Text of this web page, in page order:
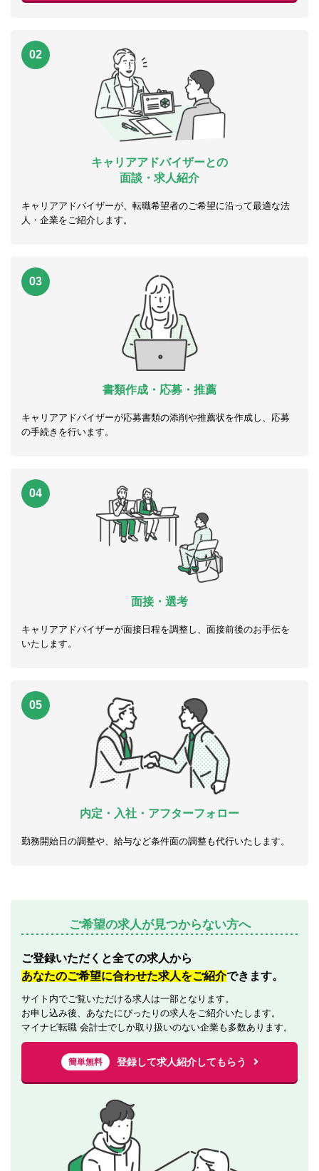
02
キャリアアドバイザーとの
面談・求人紹介
キャリアアドバイザーが、転職希望者のご希望に沿って最適な法
人・企業をご紹介します。
03
書類作成・応募・推薦
キャリアアドバイザーが応募書類の添削や推薦状を作成し、応募
の手続きを行います。
04
面接・選考
キャリアアドバイザーが面接日程を調整し、面接前後のお手伝を
いたします。
05
内定・入社・アフターフォロー
勤務開始日の調整や、給与など条件面の調整も代行いたします。
ご希望の求人が見つからない方へ
ご登録いただくと全ての求人から
あなたのご希望に合わせた求人をご紹介できます。
サイト内でご覧いただける求人は一部となります。
お申し込み後、あなたにぴったりの求人をご紹介いたします。
マイナビ転職 会計士でしか取り扱いのない企業も多数あります。
簡単無料 登録して求人紹介してもらう